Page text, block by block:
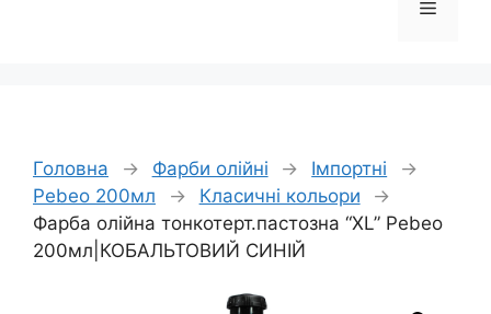
Меню
Головна → Фарби олійні → Імпортні
→
Pebeo 200мл
→ Класичні кольори
→
Фарба олійна тонкотерт.пастозна “XL” Pebeo
200мл|КОБАЛЬТОВИЙ СИНІЙ